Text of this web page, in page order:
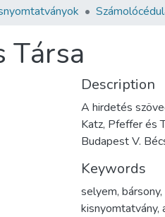
Társa
Description
A hirdetés
Katz, Pfeffer és
Budapest V.
Keywords
selyem, bársony,
kisnyomtatvány,